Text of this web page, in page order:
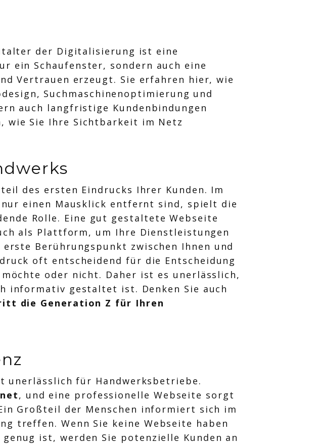
der Digitalisierung ist eine
ein Schaufenster, sondern auch eine
Vertrauen erzeugt. Sie erfahren hier, wie
Suchmaschinenoptimierung und
auch langfristige Kundenbindungen
wie Sie Ihre Sichtbarkeit im Netz
des ersten Eindrucks Ihrer Kunden. Im
einen Mausklick entfernt sind, spielt die
Rolle. Eine gut gestaltete Webseite
als Plattform, um Ihre Dienstleistungen
Berührungspunkt zwischen Ihnen und
oft entscheidend für die Entscheidung
oder nicht. Daher ist es unerlässlich,
informativ gestaltet ist. Denken Sie auch
die Generation Z für Ihren
unerlässlich für Handwerksbetriebe.
, und eine professionelle Webseite sorgt
Großteil der Menschen informiert sich im
treffen. Wenn Sie keine Webseite haben
ist, werden Sie potenzielle Kunden an